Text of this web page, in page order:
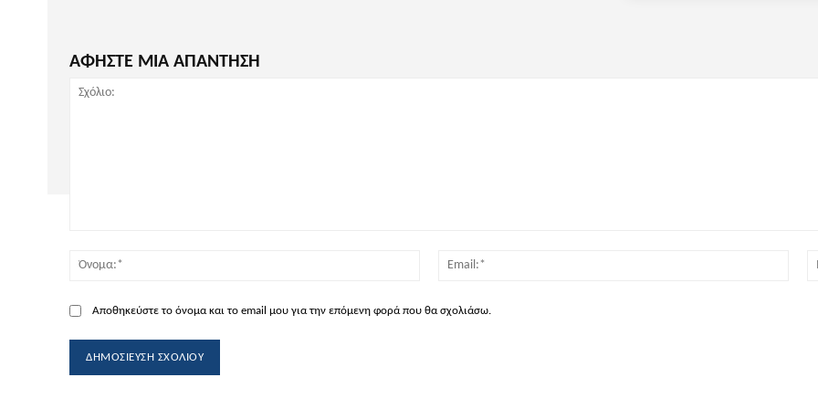
ΑΦΗΣΤΕ ΜΙΑ ΑΠΑΝΤΗΣΗ
Όνομα:*
Αποθηκεύστε το όνομα και το email μου για την επόμενη φορά που θα σχολιάσω.